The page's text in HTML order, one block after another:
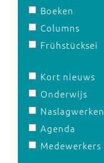
Boeken
Columns
Frühstücksei
Kort nieuws
Onderwijs
Naslagwerken
Agenda
Medewerkers